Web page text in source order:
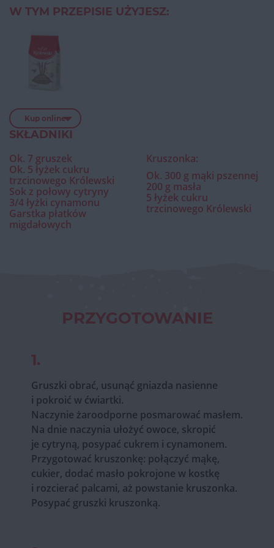
W TYM PRZEPISIE UŻYJESZ:
Kup online
SKŁADNIKI
Ok. 7 gruszek
Ok. 5 łyżek cukru
trzcinowego Królewski
Sok z połowy cytryny
3/4 łyżki cynamonu
Garstka płatków
migdałowych
Kruszonka:
Ok. 300 g mąki pszennej
200 g masła
5 łyżek cukru
trzcinowego Królewski
PRZYGOTOWANIE
1.
Gruszki obrać, usunąć gniazda nasienne
i pokroić w ćwiartki.
Naczynie żaroodporne posmarować masłem.
Na dnie naczynia ułożyć owoce, skropić
je cytryną, posypać cukrem i cynamonem.
Przygotować kruszonkę: połączyć mąkę,
cukier, dodać masło pokrojone w kostkę
i rozcierać palcami, aż powstanie kruszonka.
Posypać gruszki kruszonką.